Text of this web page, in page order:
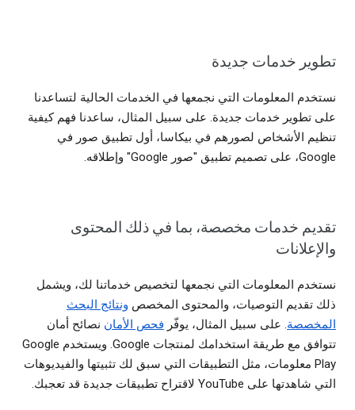
تطوير خدمات جديدة
نستخدم المعلومات التي نجمعها في الخدمات الحالية لتساعدنا
على تطوير خدمات جديدة. على سبيل المثال، ساعدنا فهم كيفية
تنظيم الأشخاص لصورهم في بيكاسا، أول تطبيق صور في
Google، على تصميم تطبيق "صور Google" وإطلاقه.
تقديم خدمات مخصصة، بما في ذلك المحتوى
والإعلانات
نستخدم المعلومات التي نجمعها لتخصيص خدماتنا لك، ويشمل
ذلك تقديم التوصيات، والمحتوى المخصص ونتائج البحث
المخصصة. على سبيل المثال، يوفّر فحص الأمان نصائح أمان
تتوافق مع طريقة استخدامك لمنتجات Google. ويستخدم Google
Play معلومات، مثل التطبيقات التي سبق لك تثبيتها والفيديوهات
التي شاهدتها على YouTube لاقتراح تطبيقات جديدة قد تعجبك.